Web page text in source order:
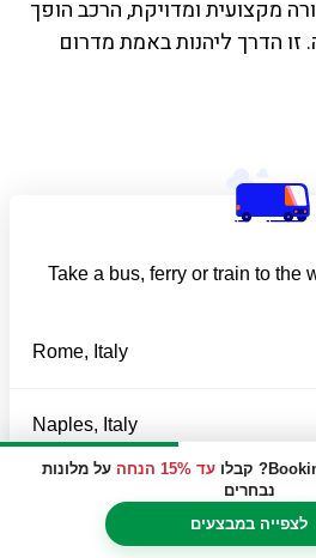
עד 15% הנחה
על מלונות
נבחרים
לצפייה במבצעים
מקצועית ומדויקת, הרכב הופך
הדרך ליהנות באמת מדרום
Take a bus, ferry or train to the
Find my travel